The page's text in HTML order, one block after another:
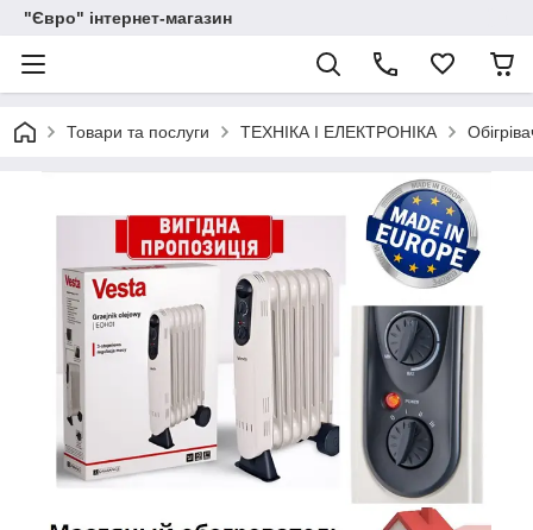
"Євро" інтернет-магазин
Товари та послуги ТЕХНІКА І ЕЛЕКТРОНІКА